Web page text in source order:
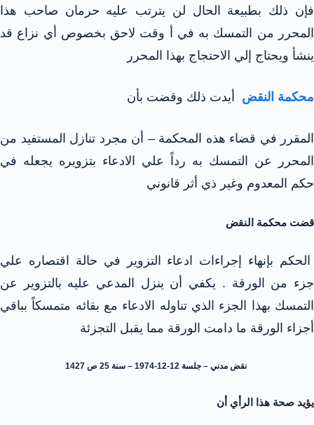
فإن ذلك بطبيعة الحال لن يترتب عليه حرمان صاحب هذا
المحرر من التمسك به في أ وقت لاحق بخصوص أي نزاع قد
ينشأ ويحتاج إلي الاحتجاج بهذا المحرر
محكمة النقض أيدت ذلك وقضت بأن
المقرر في قضاء هذه المحكمة – أن مجرد تنازل المستفيد من
المحرر عن التمسك به رداً علي الادعاء بتزويره يجعله في
حكم المعدوم وغير ذي أثر قانوني
قضت محكمة النقض
الحكم بإنهاء إجراءات ادعاء التزوير في حالة اقتصاره علي
جزء من الورقة . يكفي أن ينزل المدعي عليه بالتزوير عن
التمسك بهذا الجزء الذي تناوله الادعاء مع بقائه متمسكاً بباقي
أجزاء الورقة ما دامت الورقة مما يقبل التجزئة
نقض مدني – جلسة 12-12-1974 – سنة 25 ص 1427
يؤيد صحة هذا الرأي أن